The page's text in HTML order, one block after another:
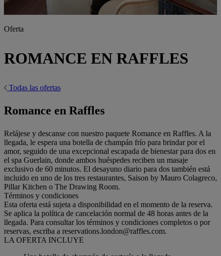
Oferta
ROMANCE EN RAFFLES
Todas las ofertas
Romance en Raffles
Relájese y descanse con nuestro paquete Romance en Raffles. A la
llegada, le espera una botella de champán frío para brindar por el
amor, seguido de una excepcional escapada de bienestar para dos en
el spa Guerlain, donde ambos huéspedes reciben un masaje
exclusivo de 60 minutos. El desayuno diario para dos también está
incluido en uno de los tres restaurantes, Saison by Mauro Colagreco,
Pillar Kitchen o The Drawing Room.
Términos y condiciones
Esta oferta está sujeta a disponibilidad en el momento de la reserva.
Se aplica la política de cancelación normal de 48 horas antes de la
llegada. Para consultar los términos y condiciones completos o por
reservas, escriba a reservations.london@raffles.com.
LA OFERTA INCLUYE